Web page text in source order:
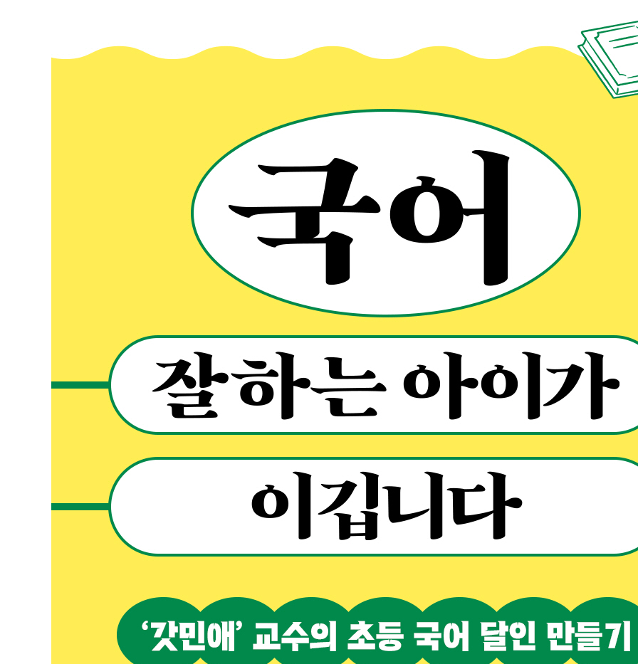
취학 전: 책으로 놀다
고등학생: 치밀한 독서 전략이 전부다
더 읽어보기_신문 기사보다 책을 읽는 것이 좋은 이유
부록┃서울대학교 학생이 직접 꼽은 중 · 고등 추천 도서